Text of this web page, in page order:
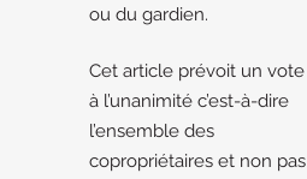
ou du gardien.
Cet article prévoit un vote
à l’unanimité c’est-à-dire
l’ensemble des
copropriétaires et non pas